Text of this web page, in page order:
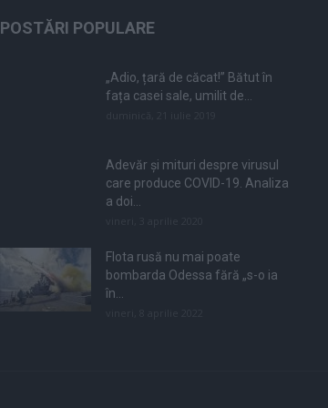
POSTĂRI POPULARE
„Adio, țară de căcat!” Bătut în
fața casei sale, umilit de...
Adevăr și mituri despre virusul
care produce COVID-19. Analiza
a doi...
Flota rusă nu mai poate
bombarda Odessa fără „s-o ia
în...